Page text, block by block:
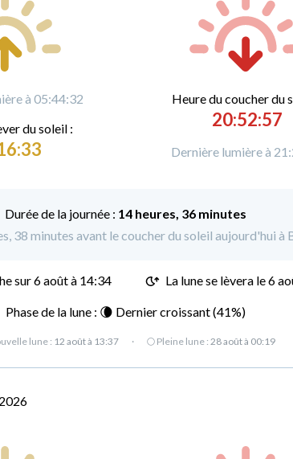
à 05:44:32
du soleil :
Heure ducoucher du
20:52:57
Dernière lumière à
Durée de la journée : 14 heures, 36 minutes
38 minutes avant le coucher du soleil aujourd'hui à
sur6 août à 14:34 La lune se lèvera le 6
Phase de la lune : 🌘 Dernier croissant (41%)
lune : 12 août à 13:37 · 🌕 Pleine lune : 28 août à 00:19